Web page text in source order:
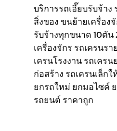
บริการรถเฮี๊ยบรับจ้า
สิ่งของ ขนย้ายเครื่อ
รับจ้างทุกขนาด 10ตั
เครื่องจักร รถเครนร
เครนโรงงาน รถเคร
ก่อสร้าง รถเครนเล็ก
ยกรถใหม่ ยกมอไซค์
รถยนต์ ราคาถูก